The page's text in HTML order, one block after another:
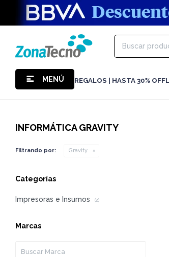
MENÚ REGALOS | HASTA 30% OFF
INFORMÁTICA GRAVITY
Filtrando por: Gravity
Categorías
Impresoras e Insumos (2)
Marcas